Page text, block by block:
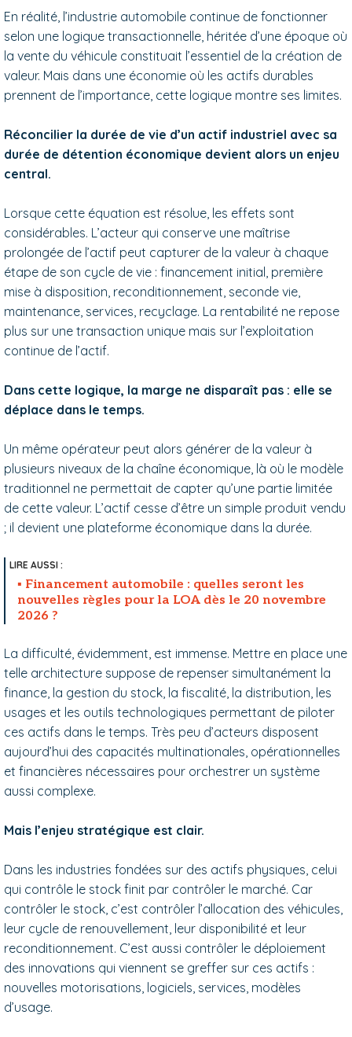
En réalité, l’industrie automobile continue de fonctionner
selon une logique transactionnelle, héritée d’une époque où
la vente du véhicule constituait l’essentiel de la création de
valeur. Mais dans une économie où les actifs durables
prennent de l’importance, cette logique montre ses limites.
Réconcilier la durée de vie d’un actif industriel avec sa
durée de détention économique devient alors un enjeu
central.
Lorsque cette équation est résolue, les effets sont
considérables. L’acteur qui conserve une maîtrise
prolongée de l’actif peut capturer de la valeur à chaque
étape de son cycle de vie : financement initial, première
mise à disposition, reconditionnement, seconde vie,
maintenance, services, recyclage. La rentabilité ne repose
plus sur une transaction unique mais sur l’exploitation
continue de l’actif.
Dans cette logique, la marge ne disparaît pas : elle se
déplace dans le temps.
Un même opérateur peut alors générer de la valeur à
plusieurs niveaux de la chaîne économique, là où le modèle
traditionnel ne permettait de capter qu’une partie limitée
de cette valeur. L’actif cesse d’être un simple produit vendu
; il devient une plateforme économique dans la durée.
Financement automobile : quelles seront les
nouvelles règles pour la LOA dès le 20 novembre
2026 ?
La difficulté, évidemment, est immense. Mettre en place une
telle architecture suppose de repenser simultanément la
finance, la gestion du stock, la fiscalité, la distribution, les
usages et les outils technologiques permettant de piloter
ces actifs dans le temps. Très peu d’acteurs disposent
aujourd’hui des capacités multinationales, opérationnelles
et financières nécessaires pour orchestrer un système
aussi complexe.
Mais l’enjeu stratégique est clair.
Dans les industries fondées sur des actifs physiques, celui
qui contrôle le stock finit par contrôler le marché. Car
contrôler le stock, c’est contrôler l’allocation des véhicules,
leur cycle de renouvellement, leur disponibilité et leur
reconditionnement. C’est aussi contrôler le déploiement
des innovations qui viennent se greffer sur ces actifs :
nouvelles motorisations, logiciels, services, modèles
d’usage.